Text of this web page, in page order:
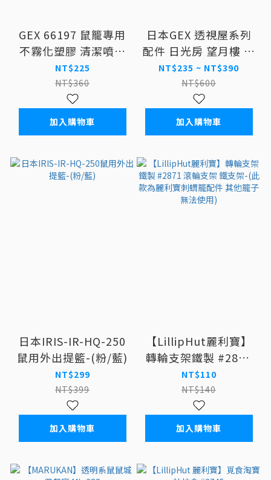
GEX 66197 鼠籠專用
不霧化塑膠 清潔噴劑
220ml
NT$225
NT$360
加入購物車
日本GEX 透視屋系列
配件 日光房 望月樓 透
明密室 小白屋
NT$235 ~ NT$390
NT$600
加入購物車
日本IRIS-IR-HQ-250
鼠用外出提籃-(粉/藍)
NT$299
NT$399
加入購物車
【LillipHut麗利寶】
轉輪支架鐵製 #2871
滾輪支架 鐵支架-(此
款為麗利寶刺蝟籠配件
其他籠子無法使用)
NT$110
NT$140
加入購物車